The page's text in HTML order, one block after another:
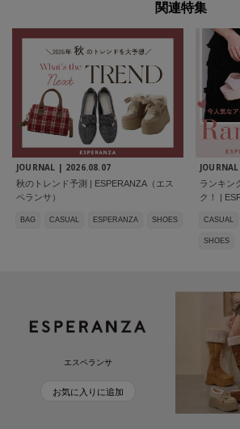
関連特集
JOURNAL | 2026.08.07
秋のトレンド予測 | ESPERANZA（エス
ペランサ）
BAG CASUAL ESPERANZA SHOES
ランキン
ク！ |
CASUAL
SHOES
エスペランサ
お気に入りに追加